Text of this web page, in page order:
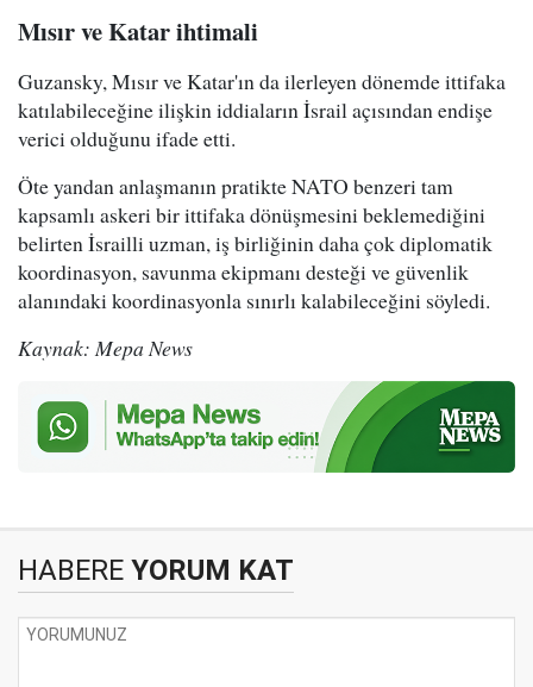
Mısır ve Katar ihtimali
Guzansky, Mısır ve Katar'ın da ilerleyen dönemde ittifaka
katılabileceğine ilişkin iddiaların İsrail açısından endişe
verici olduğunu ifade etti.
Öte yandan anlaşmanın pratikte NATO benzeri tam
kapsamlı askeri bir ittifaka dönüşmesini beklemediğini
belirten İsrailli uzman, iş birliğinin daha çok diplomatik
koordinasyon, savunma ekipmanı desteği ve güvenlik
alanındaki koordinasyonla sınırlı kalabileceğini söyledi.
Kaynak: Mepa News
HABERE YORUM KAT